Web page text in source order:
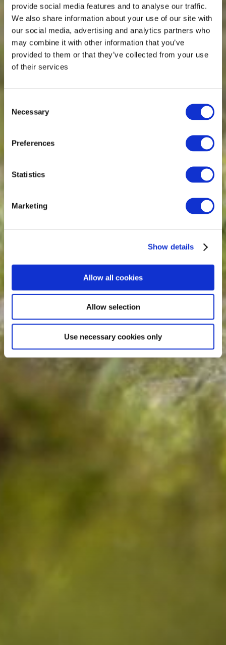
provide social media features and to analyse our traffic.
We also share information about your use of our site with
our social media, advertising and analytics partners who
may combine it with other information that you’ve
provided to them or that they’ve collected from your use
of their services
Selection
Necessary
Preferences
Statistics
Marketing
Show details
Allow all cookies
Allow selection
Use necessary cookies only